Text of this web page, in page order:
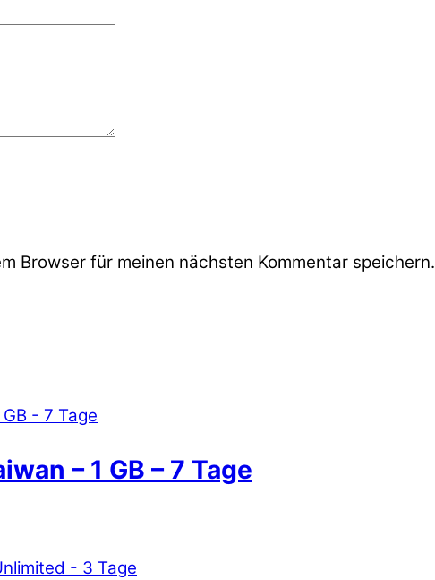
Browser für meinen nächsten Kommentar speichern.
– 1 GB – 7 Tage